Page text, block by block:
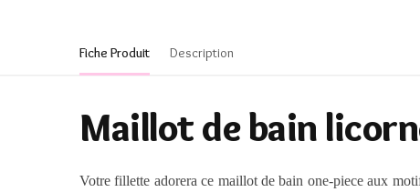
Fiche Produit Description
Maillot de bain
Votre fillette adorera ce maillot de bain one-piece aux